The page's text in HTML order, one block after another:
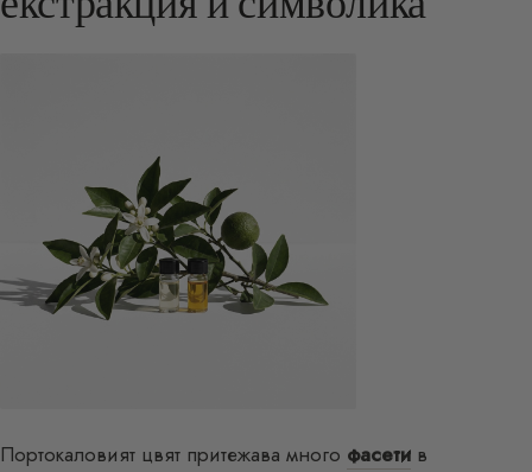
Портокаловият цвят притежава много фасети в